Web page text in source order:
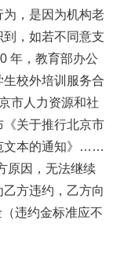
，是因为机构老
，如若不同意支
年，教育部办公
校外培训服务合
市人力资源和社
关于推行北京市
文本的通知》……
原因，无法继续
方违约，乙方向
违约金标准应不